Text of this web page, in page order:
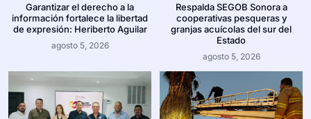
Garantizar el derecho a la
información fortalece la libertad
de expresión: Heriberto Aguilar
agosto 5, 2026
Respalda SEGOB Sonora a
cooperativas pesqueras y
granjas acuícolas del sur del
Estado
agosto 5, 2026